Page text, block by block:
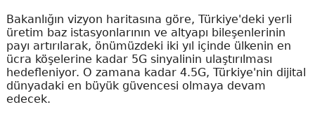
Bakanlığın vizyon haritasına göre, Türkiye'deki yerli
üretim baz istasyonlarının ve altyapı bileşenlerinin
payı artırılarak, önümüzdeki iki yıl içinde ülkenin en
ücra köşelerine kadar 5G sinyalinin ulaştırılması
hedefleniyor. O zamana kadar 4.5G, Türkiye'nin dijital
dünyadaki en büyük güvencesi olmaya devam
edecek.